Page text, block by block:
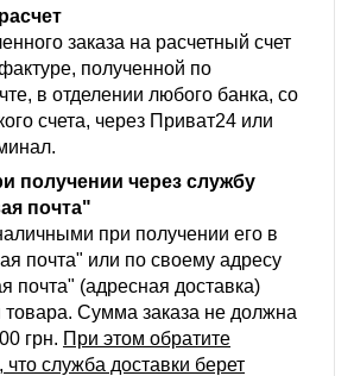
заказа на расчетный счет
полученной по
в отделении любого банка, со
счета, через Приват24 или
получении через службу
почта"
при получении его в
почта" или по своему адресу
почта" (адресная доставка)
товара. Сумма заказа не должна
грн. При этом обратите
служба доставки берет